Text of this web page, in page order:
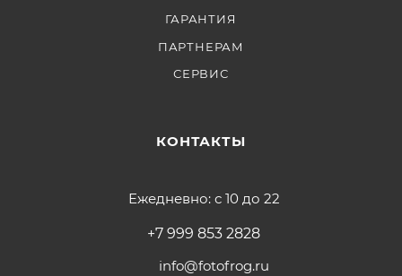
ГАРАНТИЯ
ПАРТНЕРАМ
СЕРВИС
КОНТАКТЫ
Ежедневно: с 10 до 22
+7 999 853 2828
info@fotofrog.ru